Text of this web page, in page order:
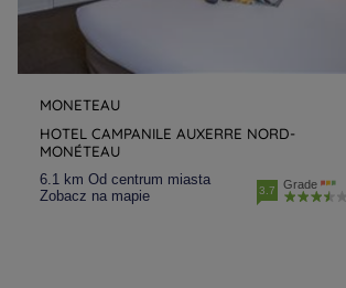
MONETEAU
HOTEL CAMPANILE AUXERRE NORD-
MONÉTEAU
6.1 km Od centrum miasta
Zobacz na mapie
3.7 Grade